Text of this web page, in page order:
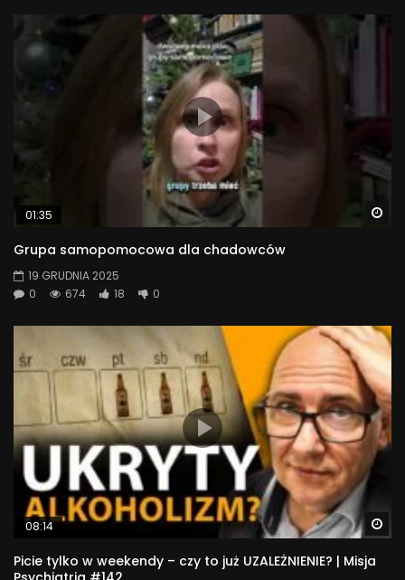
01:35
Grupa samopomocowa dla chadowców
19 GRUDNIA 2025
0
674 18 0
08:14
Picie tylko w weekendy – czy to już UZALEŻNIENIE? | Misja